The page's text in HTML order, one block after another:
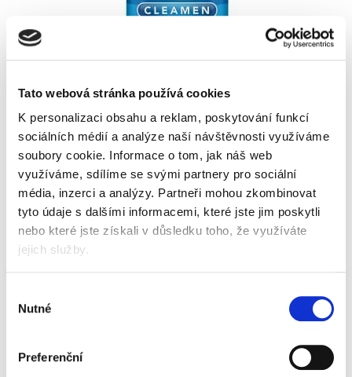
Tato webová stránka používá cookies
K personalizaci obsahu a reklam, poskytování funkcí
sociálních médií a analýze naší návštěvnosti využíváme
soubory cookie. Informace o tom, jak náš web
využíváme, sdílíme se svými partnery pro sociální
média, inzerci a analýzy. Partneři mohou zkombinovat
tyto údaje s dalšími informacemi, které jste jim poskytli
nebo které jste získali v důsledku toho, že využíváte
jejich služby.
souhlasu
Nutné
Preferenční
Skladem
Popis
použití v široké oblasti průmyslu - výrobní haly,
sklady, garáže, šatny, kanceláře a pod. nebo i k